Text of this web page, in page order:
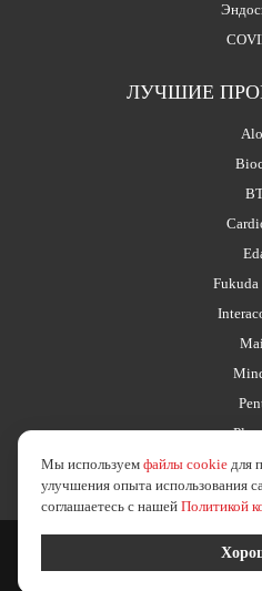
ЛУЧШИЕ
Fukuda
политика в
Мы используем файлы cookie для
улучшения опыта использования
соглашаетесь с нашей Политикой